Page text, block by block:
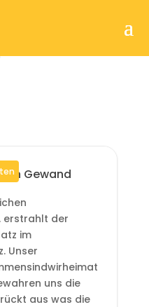
Gewand
erstrahlt der
im
Unser
uns die
aus was die